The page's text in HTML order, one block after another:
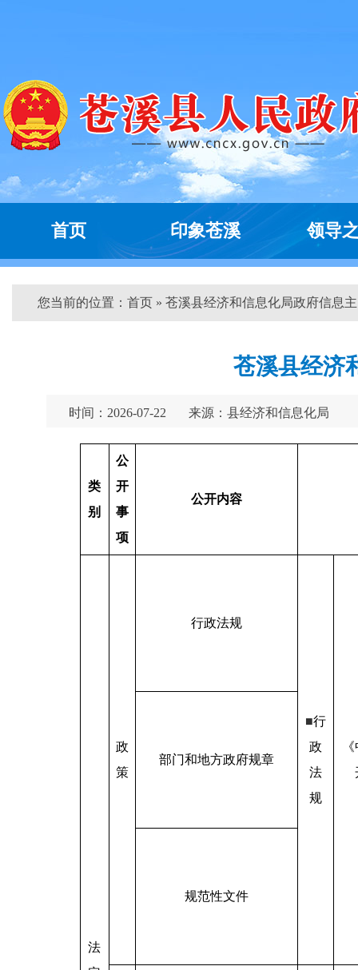
首页 印象苍溪 领导
您当前的位置： 首页 » 苍溪县经济和信息化局政府信息
苍溪县经济
时间：2026-07-22 来源：县经济和信息化局
类
别
公
开
事
项
公开内容
法
政
策
行政法规
■行
政
法
规
部门和地方政府规章
规范性文件